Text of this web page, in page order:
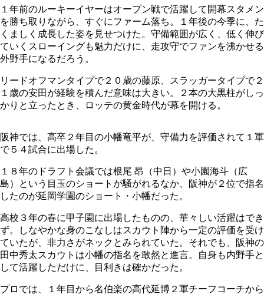
１年前のルーキーイヤーはオープン戦で活躍して開幕スタメン
を勝ち取りながら、すぐにファーム落ち。１年後の今季に、た
くましく成長した姿を見せつけた。守備範囲が広く、低く伸び
ていくスローイングも魅力だけに、走攻守でファンを沸かせる
外野手になるだろう。
リードオフマンタイプで２０歳の藤原、スラッガータイプで２
１歳の安田が経験を積んだ意味は大きい。２本の大黒柱がしっ
かりと立ったとき、ロッテの黄金時代が幕を開ける。
阪神では、高卒２年目の小幡竜平が、守備力を評価されて１軍
で５４試合に出場した。
１８年のドラフト会議では根尾 昂（中日）や小園海斗（広
島）という目玉のショートが騒がれるなか、阪神が２位で指名
したのが延岡学園のショート・小幡だった。
高校３年の春に甲子園に出場したものの、華々しい活躍はでき
ず。しなやかな身のこなしはスカウト陣から一定の評価を受け
ていたが、非力さがネックとみられていた。それでも、阪神の
田中秀太スカウトは小幡の指名を敢然と進言。自身も内野手と
して活躍しただけに、目利きは確かだった。
プロでは、１年目から名伯楽の高代延博２軍チーフコーチから